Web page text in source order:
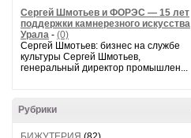
Сергей Шмотьев и ФОРЭС — 15 лет
поддержки камнерезного искусства
Урала - (0)
Сергей Шмотьев: бизнес на службе
культуры Сергей Шмотьев,
генеральный директор промышлен...
Рубрики